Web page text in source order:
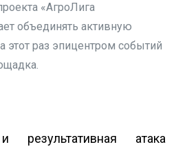
«АгроЛига
объединять активную
раз эпицентром событий
атака